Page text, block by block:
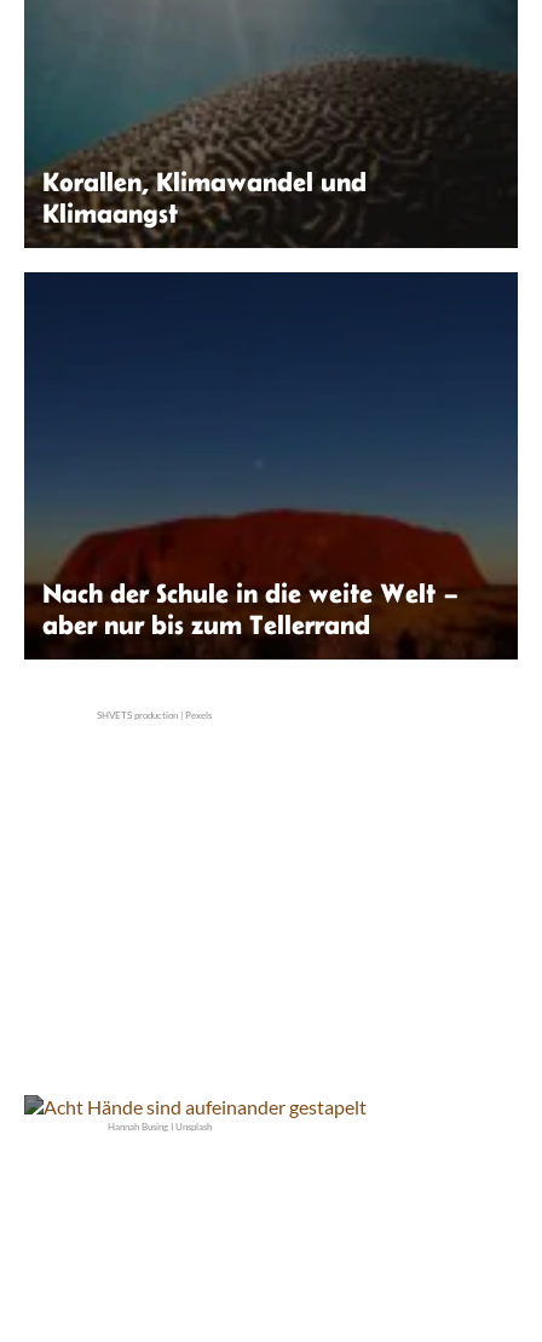
Korallen, Klimawandel und
Klimaangst
Nach der Schule in die weite Welt –
aber nur bis zum Tellerrand
SHVETS production | Pexels
Hannah Busing I Unsplash